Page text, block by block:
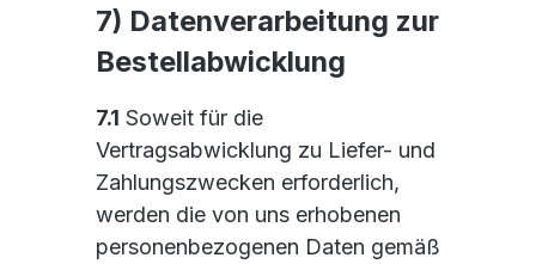
7) Datenverarbeitung zur
Bestellabwicklung
7.1 Soweit für die
Vertragsabwicklung zu Liefer- und
Zahlungszwecken erforderlich,
werden die von uns erhobenen
personenbezogenen Daten gemäß